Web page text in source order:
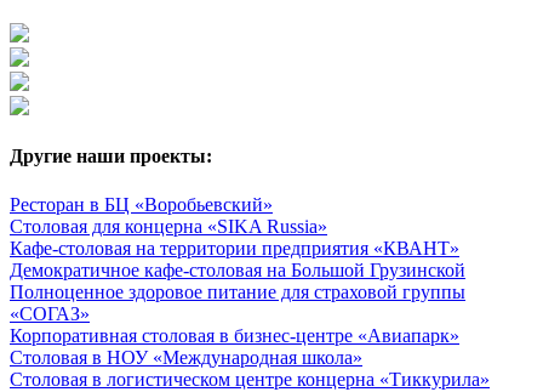
Другие наши проекты:
Ресторан в БЦ «Воробьевский»
Столовая для концерна «SIKA Russia»
Кафе-столовая на территории предприятия «КВАНТ»
Демократичное кафе-столовая на Большой Грузинской
Полноценное здоровое питание для страховой группы
«СОГАЗ»
Корпоративная столовая в бизнес-центре «Авиапарк»
Столовая в НОУ «Международная школа»
Столовая в логистическом центре концерна «Тиккурила»